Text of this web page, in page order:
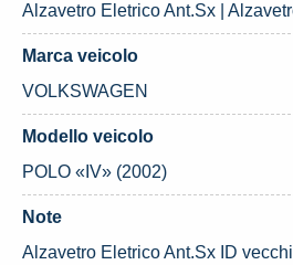
Alzavetro Eletrico Ant.Sx |
Marca veicolo
VOLKSWAGEN
Modello veicolo
POLO «IV» (2002)
Note
Alzavetro Eletrico Ant.Sx ID